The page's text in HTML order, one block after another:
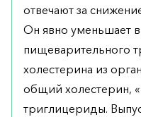
отвечают за
Он явно уменьшает
пищеварительного
холестерина из
общий холестерин,
триглицериды.